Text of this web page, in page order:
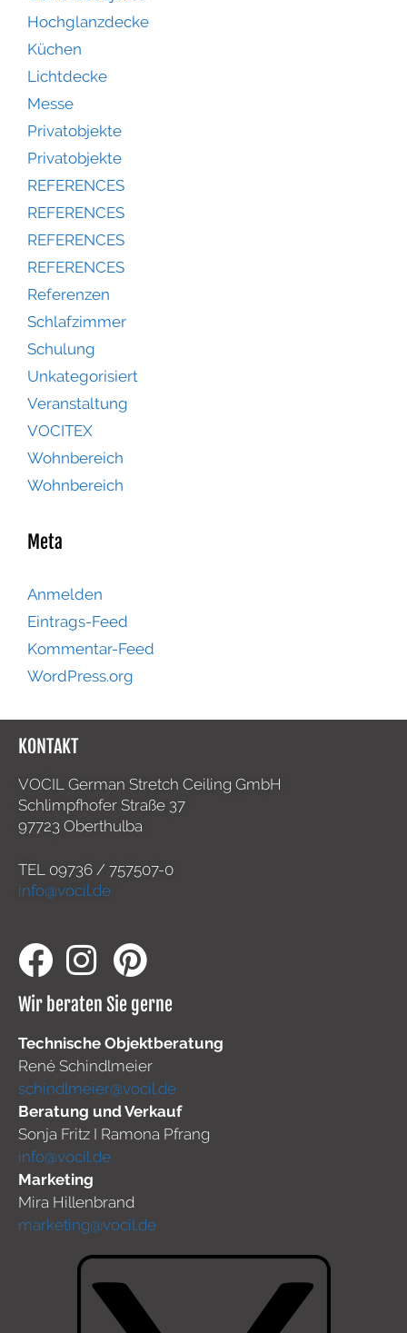
Hochglanzdecke
Küchen
Lichtdecke
Messe
Privatobjekte
Privatobjekte
REFERENCES
REFERENCES
REFERENCES
REFERENCES
Referenzen
Schlafzimmer
Schulung
Unkategorisiert
Veranstaltung
VOCITEX
Wohnbereich
Wohnbereich
Meta
Anmelden
Eintrags-Feed
Kommentar-Feed
WordPress.org
KONTAKT
VOCIL German Stretch Ceiling GmbH
Schlimpfhofer Straße 37
97723 Oberthulba
TEL 09736 / 757507-0
info@vocil.de
Wir beraten Sie gerne
Technische Objektberatung
René Schindlmeier
schindlmeier@vocil.de
Beratung und Verkauf
Sonja Fritz I Ramona Pfrang
info@vocil.de
Marketing
Mira Hillenbrand
marketing@vocil.de